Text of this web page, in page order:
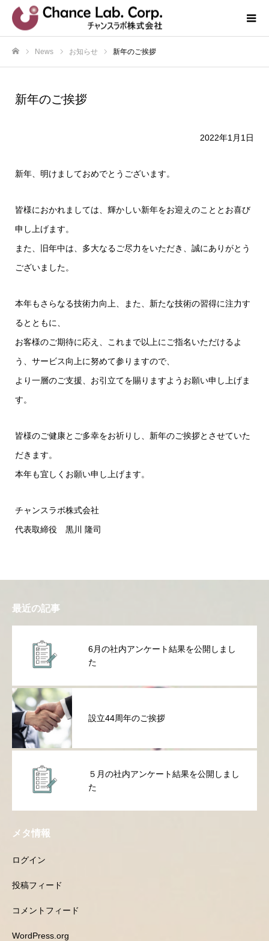
News お知らせ 新年のご挨拶
新年のご挨拶
2022年1月1日
新年、明けましておめでとうございます。
皆様におかれましては、輝かしい新年をお迎えのこととお喜び
申し上げます。
また、旧年中は、多大なるご尽力をいただき、誠にありがとう
ございました。
本年もさらなる技術力向上、また、新たな技術の習得に注力す
るとともに、
お客様のご期待に応え、これまで以上にご指名いただけるよ
う、サービス向上に努めて参りますので、
より一層のご支援、お引立てを賜りますようお願い申し上げま
す。
皆様のご健康とご多幸をお祈りし、新年のご挨拶とさせていた
だきます。
本年も宜しくお願い申し上げます。
チャンスラボ株式会社
代表取締役 黒川 隆司
最近の記事
6月の社内アンケート結果を公開しまし
た
設立44周年のご挨拶
５月の社内アンケート結果を公開しまし
た
メタ情報
ログイン
投稿フィード
コメントフィード
WordPress.org